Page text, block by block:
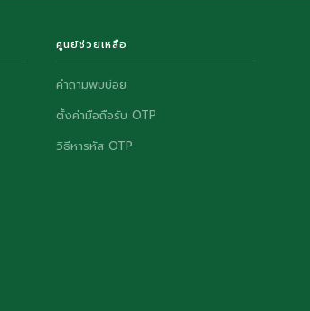
ศูนย์ช่วยเหลือ
คำถามพบบ่อย
ตั้งค่ามือถือรับ OTP
วิธีหารหัส OTP